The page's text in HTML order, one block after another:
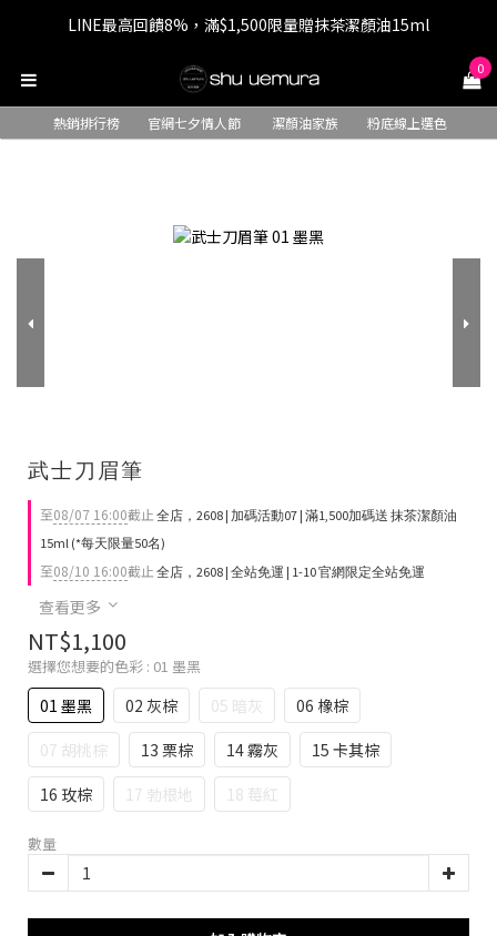
七夕情人節 全站9折，下單享免運+贈$200回購金
LINE最高回饋8%，滿$1,500限量贈抹茶潔顏油15ml
七夕情人節 全站9折，下單享免運+贈$200回購金 0
熱銷排行榜 官網七夕情人節 潔顏油家族 粉底線上選色
武士刀眉筆
至08/07 16:00截止 全店，2608 | 加碼活動07 | 滿1,500加碼送 抹茶潔顏油
15ml (*每天限量50名)
至08/10 16:00截止 全店，2608 | 全站免運 | 1-10 官網限定全站免運
查看更多
NT$1,100
選擇您想要的色彩 : 01 墨黑
01 墨黑 02 灰棕 05 暗灰
06 橡棕
07 胡桃棕
13 栗棕 14 霧灰
15 卡其棕
16 玫棕
17 勃根地 18 莓紅
數量